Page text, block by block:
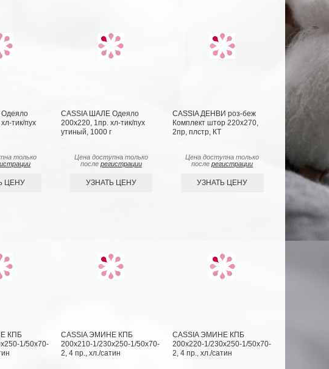
тик/пух
только
ЦЕНУ
CASSIA ШАЛЕ Одеяло
200х220, 1пр. хл-тик/пух
утиный, 1000 г
Цена доступна только
после регистрации
УЗНАТЬ ЦЕНУ
CASSIA ДЕНВИ роз-беж
Комплект штор 220х270,
2пр, плстр, КТ
Цена доступна только
послерегистрации
УЗНАТЬ ЦЕНУ
КПБ
1/50х70-
CASSIA ЭМИНЕ КПБ
200х210-1/230х250-1/50х70-
2, 4 пр., хл./сатин
CASSIA ЭМИНЕ КПБ
200х220-1/230х250-1/50х70-
2, 4 пр., хл./сатин